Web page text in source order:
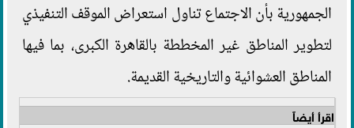
الجمهورية بأن الاجتماع تناول استعراض الموقف التنفيذي
لتطوير المناطق غير المخططة بالقاهرة الكبرى، بما فيها
المناطق العشوائية والتاريخية القديمة.
اقرأ أيضاً